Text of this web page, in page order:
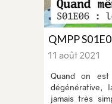
QMPP
11 août 2021
Quand on
dégénérative,
jamais très